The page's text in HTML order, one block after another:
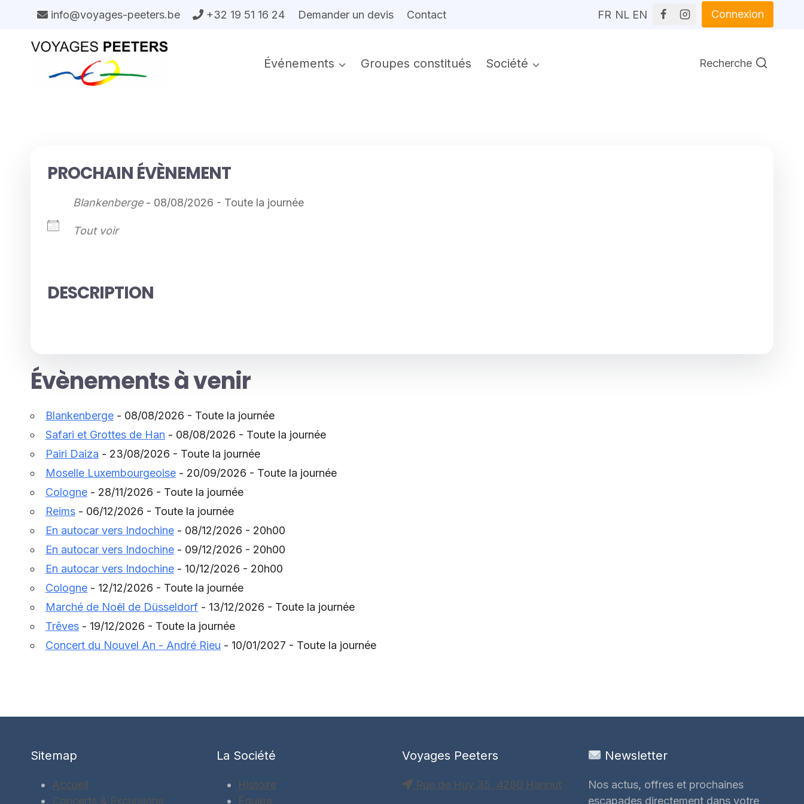
contenu
info@voyages-peeters.be +32 19 51 16 24 Demander un devis Contact FR NL EN Connexion
Événements Groupes constitués Société Recherche
PROCHAIN ÉVÈNEMENT
Blankenberge- 08/08/2026 - Toute la journée
Tout voir
DESCRIPTION
Évènements à venir
Blankenberge - 08/08/2026 - Toute la journée
Safari et Grottes de Han - 08/08/2026 - Toute la journée
Pairi Daiza - 23/08/2026 - Toute la journée
Moselle Luxembourgeoise - 20/09/2026 - Toute la journée
Cologne - 28/11/2026 - Toute la journée
Reims - 06/12/2026 - Toute la journée
En autocar vers Indochine - 08/12/2026 - 20h00
En autocar vers Indochine - 09/12/2026 - 20h00
En autocar vers Indochine - 10/12/2026 - 20h00
Cologne - 12/12/2026 - Toute la journée
Marché de Noël de Düsseldorf - 13/12/2026 - Toute la journée
Trêves - 19/12/2026 - Toute la journée
Concert du Nouvel An - André Rieu - 10/01/2027 - Toute la journée
Sitemap
Accueil
Concerts & Excursions
La Société
Histoire
Équipe
Voyages Peeters
Rue de Huy 35, 4280 Hannut
Newsletter
Nos actus, offres et prochaines
escapades directement dans votre